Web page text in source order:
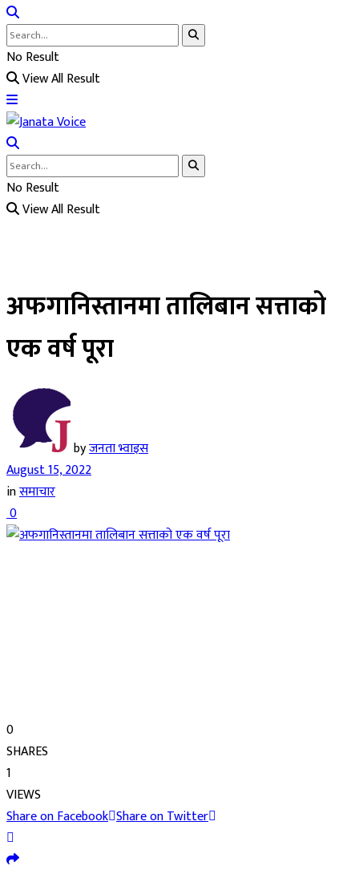
No Result
View All Result
No Result
View All Result
अफगानिस्तानमा तालिबान सत्ताको
एक वर्ष पूरा
byजनता भ्वाइस
August 15, 2022
inसमाचार
0
0
SHARES
1
VIEWS
Share on Facebook Share on Twitter